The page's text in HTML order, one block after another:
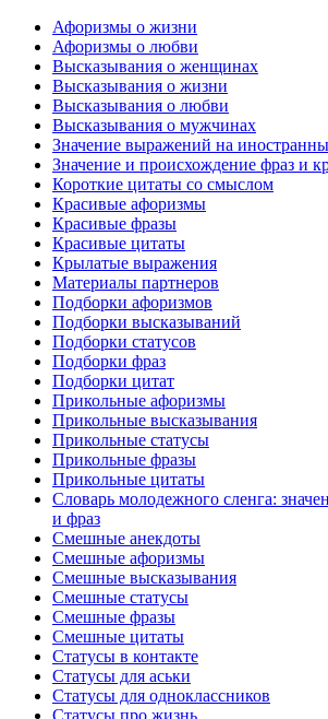
Афоризмы о жизни
Афоризмы о любви
Высказывания о женщинах
Высказывания о жизни
Высказывания о любви
Высказывания о мужчинах
Значение выражений на
Значение и происхождение фраз и
Короткие цитаты со смыслом
Красивые афоризмы
Красивые фразы
Красивые цитаты
Крылатые выражения
Материалы партнеров
Подборки афоризмов
Подборки высказываний
Подборки статусов
Подборки фраз
Подборки цитат
Прикольные афоризмы
Прикольные высказывания
Прикольные статусы
Прикольные фразы
Прикольные цитаты
Словарь молодежного сленга:
и фраз
Смешные анекдоты
Смешные афоризмы
Смешные высказывания
Смешные статусы
Смешные фразы
Смешные цитаты
Статусы в контакте
Статусы для аськи
Статусы для одноклассников
Статусы про жизнь